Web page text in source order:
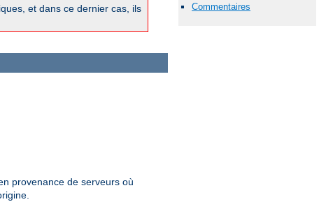
et dans ce dernier cas, ils
Commentaires
provenance de serveurs où